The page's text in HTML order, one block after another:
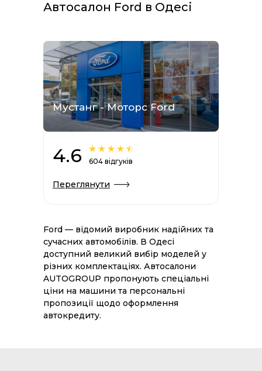
Мустанг - Моторс Ford
Переглянути
604 відгуків
Автосалон Ford в Одесі
Ford — відомий виробник надійних та
сучасних автомобілів. В Одесі
доступний великий вибір моделей у
різних комплектаціях. Автосалони
AUTOGROUP пропонують спеціальні
ціни на машини та персональні
пропозиції щодо оформлення
автокредиту.
4.6